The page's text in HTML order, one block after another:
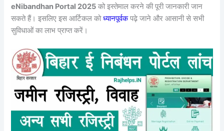
eNibandhan Portal 2025 को इस्तेमाल करने की पूरी जानकारी जान
सकते हैं। इसलिए इस आर्टिकल कोध्यानपूर्वकपढ़े जाने और आसानी से सभी
सुविधाओं का लाभ प्राप्त करें।